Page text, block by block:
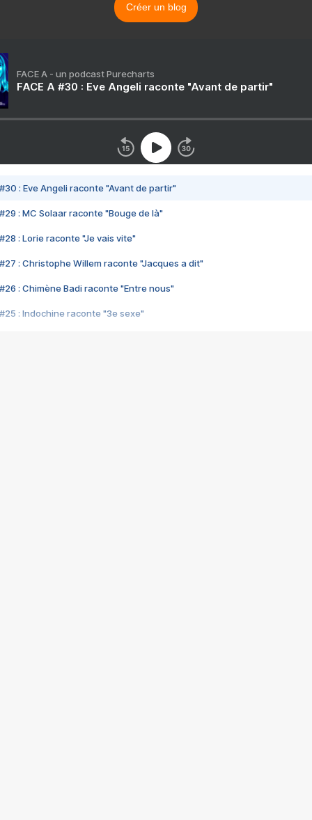
Créer un blog
FACE A - un podcast Purecharts
FACE A #30 : Eve Angeli raconte "Avant de partir"
#30 : Eve Angeli raconte "Avant de partir"
#29 : MC Solaar raconte "Bouge de là"
#28 : Lorie raconte "Je vais vite"
#27 : Christophe Willem raconte "Jacques a dit"
#26 : Chimène Badi raconte "Entre nous"
#25 : Indochine raconte "3e sexe"